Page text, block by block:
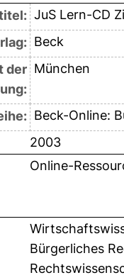
JuS Lern-CD
Beck
der München
Beck-Online:
2003
Online-
Bürgerliches